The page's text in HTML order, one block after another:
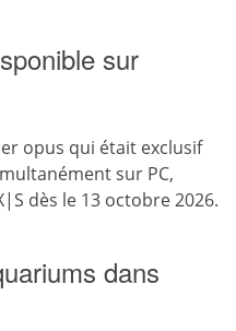
sur
opus qui était exclusif
sur PC,
dès le 13 octobre 2026.
dans